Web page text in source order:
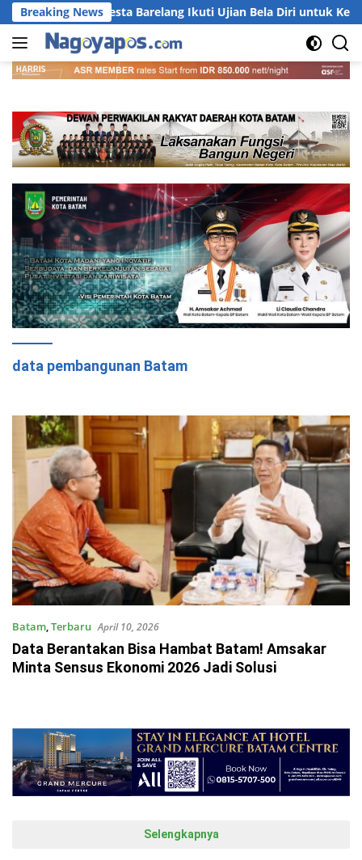
Langsung
ke
konten
Breaking News
Polresta Barelang Ikuti Ujian Bela Diri untuk Kenaikan
data pembangunan Batam
Batam,Terbaru April 10, 2026
Data Berantakan Bisa Hambat Batam! Amsakar
Minta Sensus Ekonomi 2026 Jadi Solusi
Selengkapnya